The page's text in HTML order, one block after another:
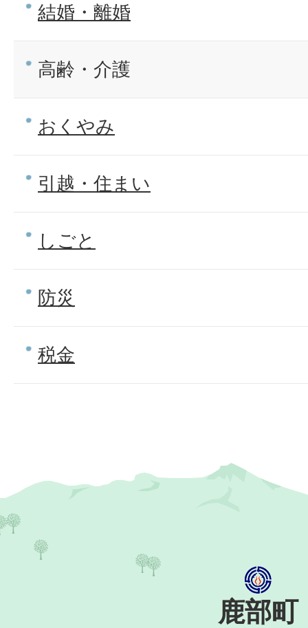
結婚・離婚
高齢・介護
おくやみ
引越・住まい
しごと
防災
税金
鹿部町